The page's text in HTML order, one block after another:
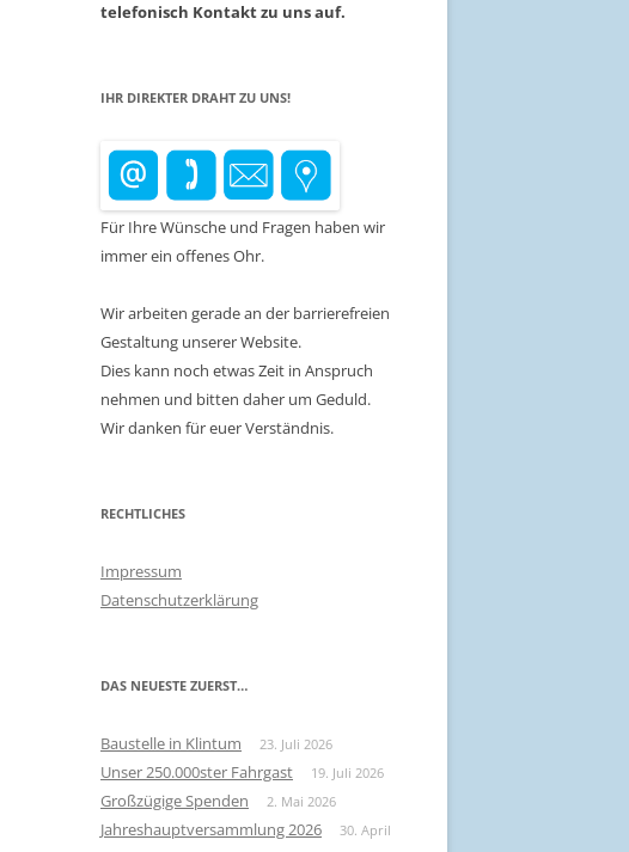
telefonisch Kontakt zu uns auf.
IHR DIREKTER DRAHT ZU UNS!
Für Ihre Wünsche und Fragen haben wir
immer ein offenes Ohr.
Wir arbeiten gerade an der barrierefreien
Gestaltung unserer Website.
Dies kann noch etwas Zeit in Anspruch
nehmen und bitten daher um Geduld.
Wir danken für euer Verständnis.
RECHTLICHES
Impressum
Datenschutzerklärung
DAS NEUESTE ZUERST…
Baustelle in Klintum 23. Juli 2026
Unser 250.000ster Fahrgast 19. Juli 2026
Großzügige Spenden 2. Mai 2026
Jahreshauptversammlung 2026
30. April